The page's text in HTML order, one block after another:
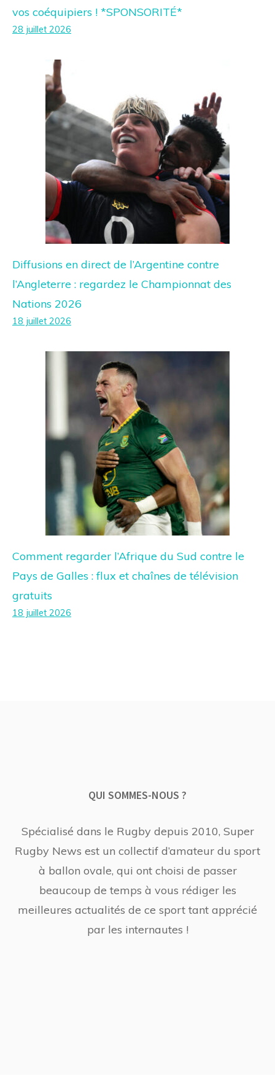
vos coéquipiers ! *SPONSORITÉ*
28 juillet 2026
Diffusions en direct de l’Argentine contre
l’Angleterre : regardez le Championnat des
Nations 2026
18 juillet 2026
Comment regarder l’Afrique du Sud contre le
Pays de Galles : flux et chaînes de télévision
gratuits
18 juillet 2026
QUI SOMMES-NOUS ?
Spécialisé dans le Rugby depuis 2010, Super
Rugby News est un collectif d’amateur du sport
à ballon ovale, qui ont choisi de passer
beaucoup de temps à vous rédiger les
meilleures actualités de ce sport tant apprécié
par les internautes !